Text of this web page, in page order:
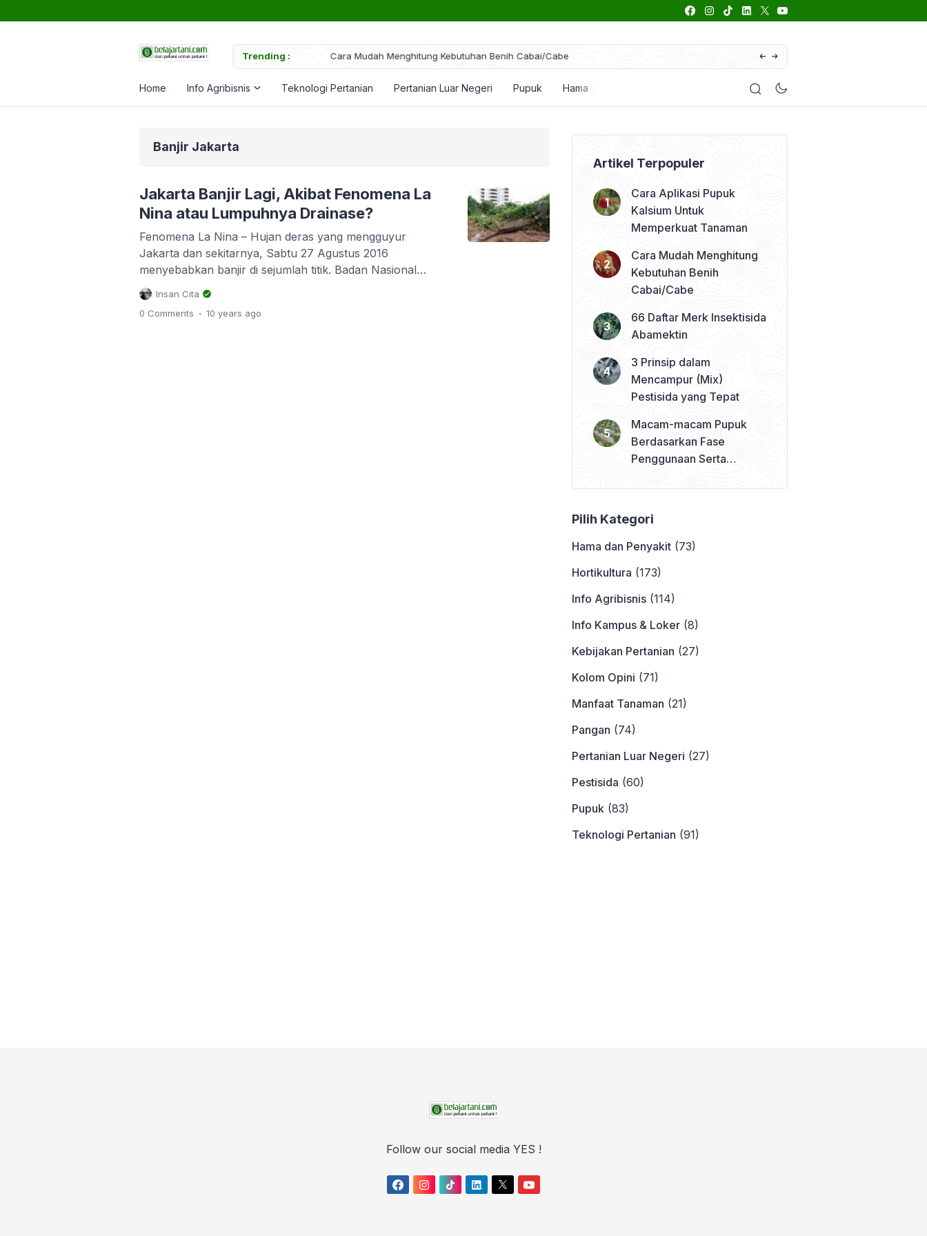
Trending : Cara Mudah Menghitung Kebutuhan Benih Cabai/Cabe 66 Daftar Merk Insektisida Abamektin
Home Info Agribisnis Teknologi Pertanian Pertanian Luar Negeri Pupuk Hama dan Penyakit Manfaat Tanaman
Banjir Jakarta
Jakarta Banjir Lagi, Akibat Fenomena La
Nina atau Lumpuhnya Drainase?
Fenomena La Nina – Hujan deras yang mengguyur
Jakarta dan sekitarnya, Sabtu 27 Agustus 2016
menyebabkan banjir di sejumlah titik. Badan Nasional
Penanggulangan Bencana (BNPB) mencatat, banjir
terkonsentrasi di wilayah Jakarta Selatan dan Jakarta
Timur. Masyarakat Jakarta tidak menyangka, karena
Insan Cita
0 Comments . 10 years ago
Artikel Terpopuler
Cara Aplikasi Pupuk
Kalsium Untuk
Memperkuat Tanaman
Cara Mudah Menghitung
Kebutuhan Benih
Cabai/Cabe
66 Daftar Merk Insektisida
Abamektin
3 Prinsip dalam
Mencampur (Mix)
Pestisida yang Tepat
Macam-macam Pupuk
Berdasarkan Fase
Penggunaan Serta
Pilih Kategori
Hama dan Penyakit(73)
Hortikultura (173)
Info Agribisnis(114)
Info Kampus & Loker(8)
Kebijakan Pertanian (27)
Kolom Opini (71)
Manfaat Tanaman (21)
Pangan (74)
Pertanian Luar Negeri (27)
Pestisida (60)
Pupuk(83)
Teknologi Pertanian (91)
Follow our social media YES !